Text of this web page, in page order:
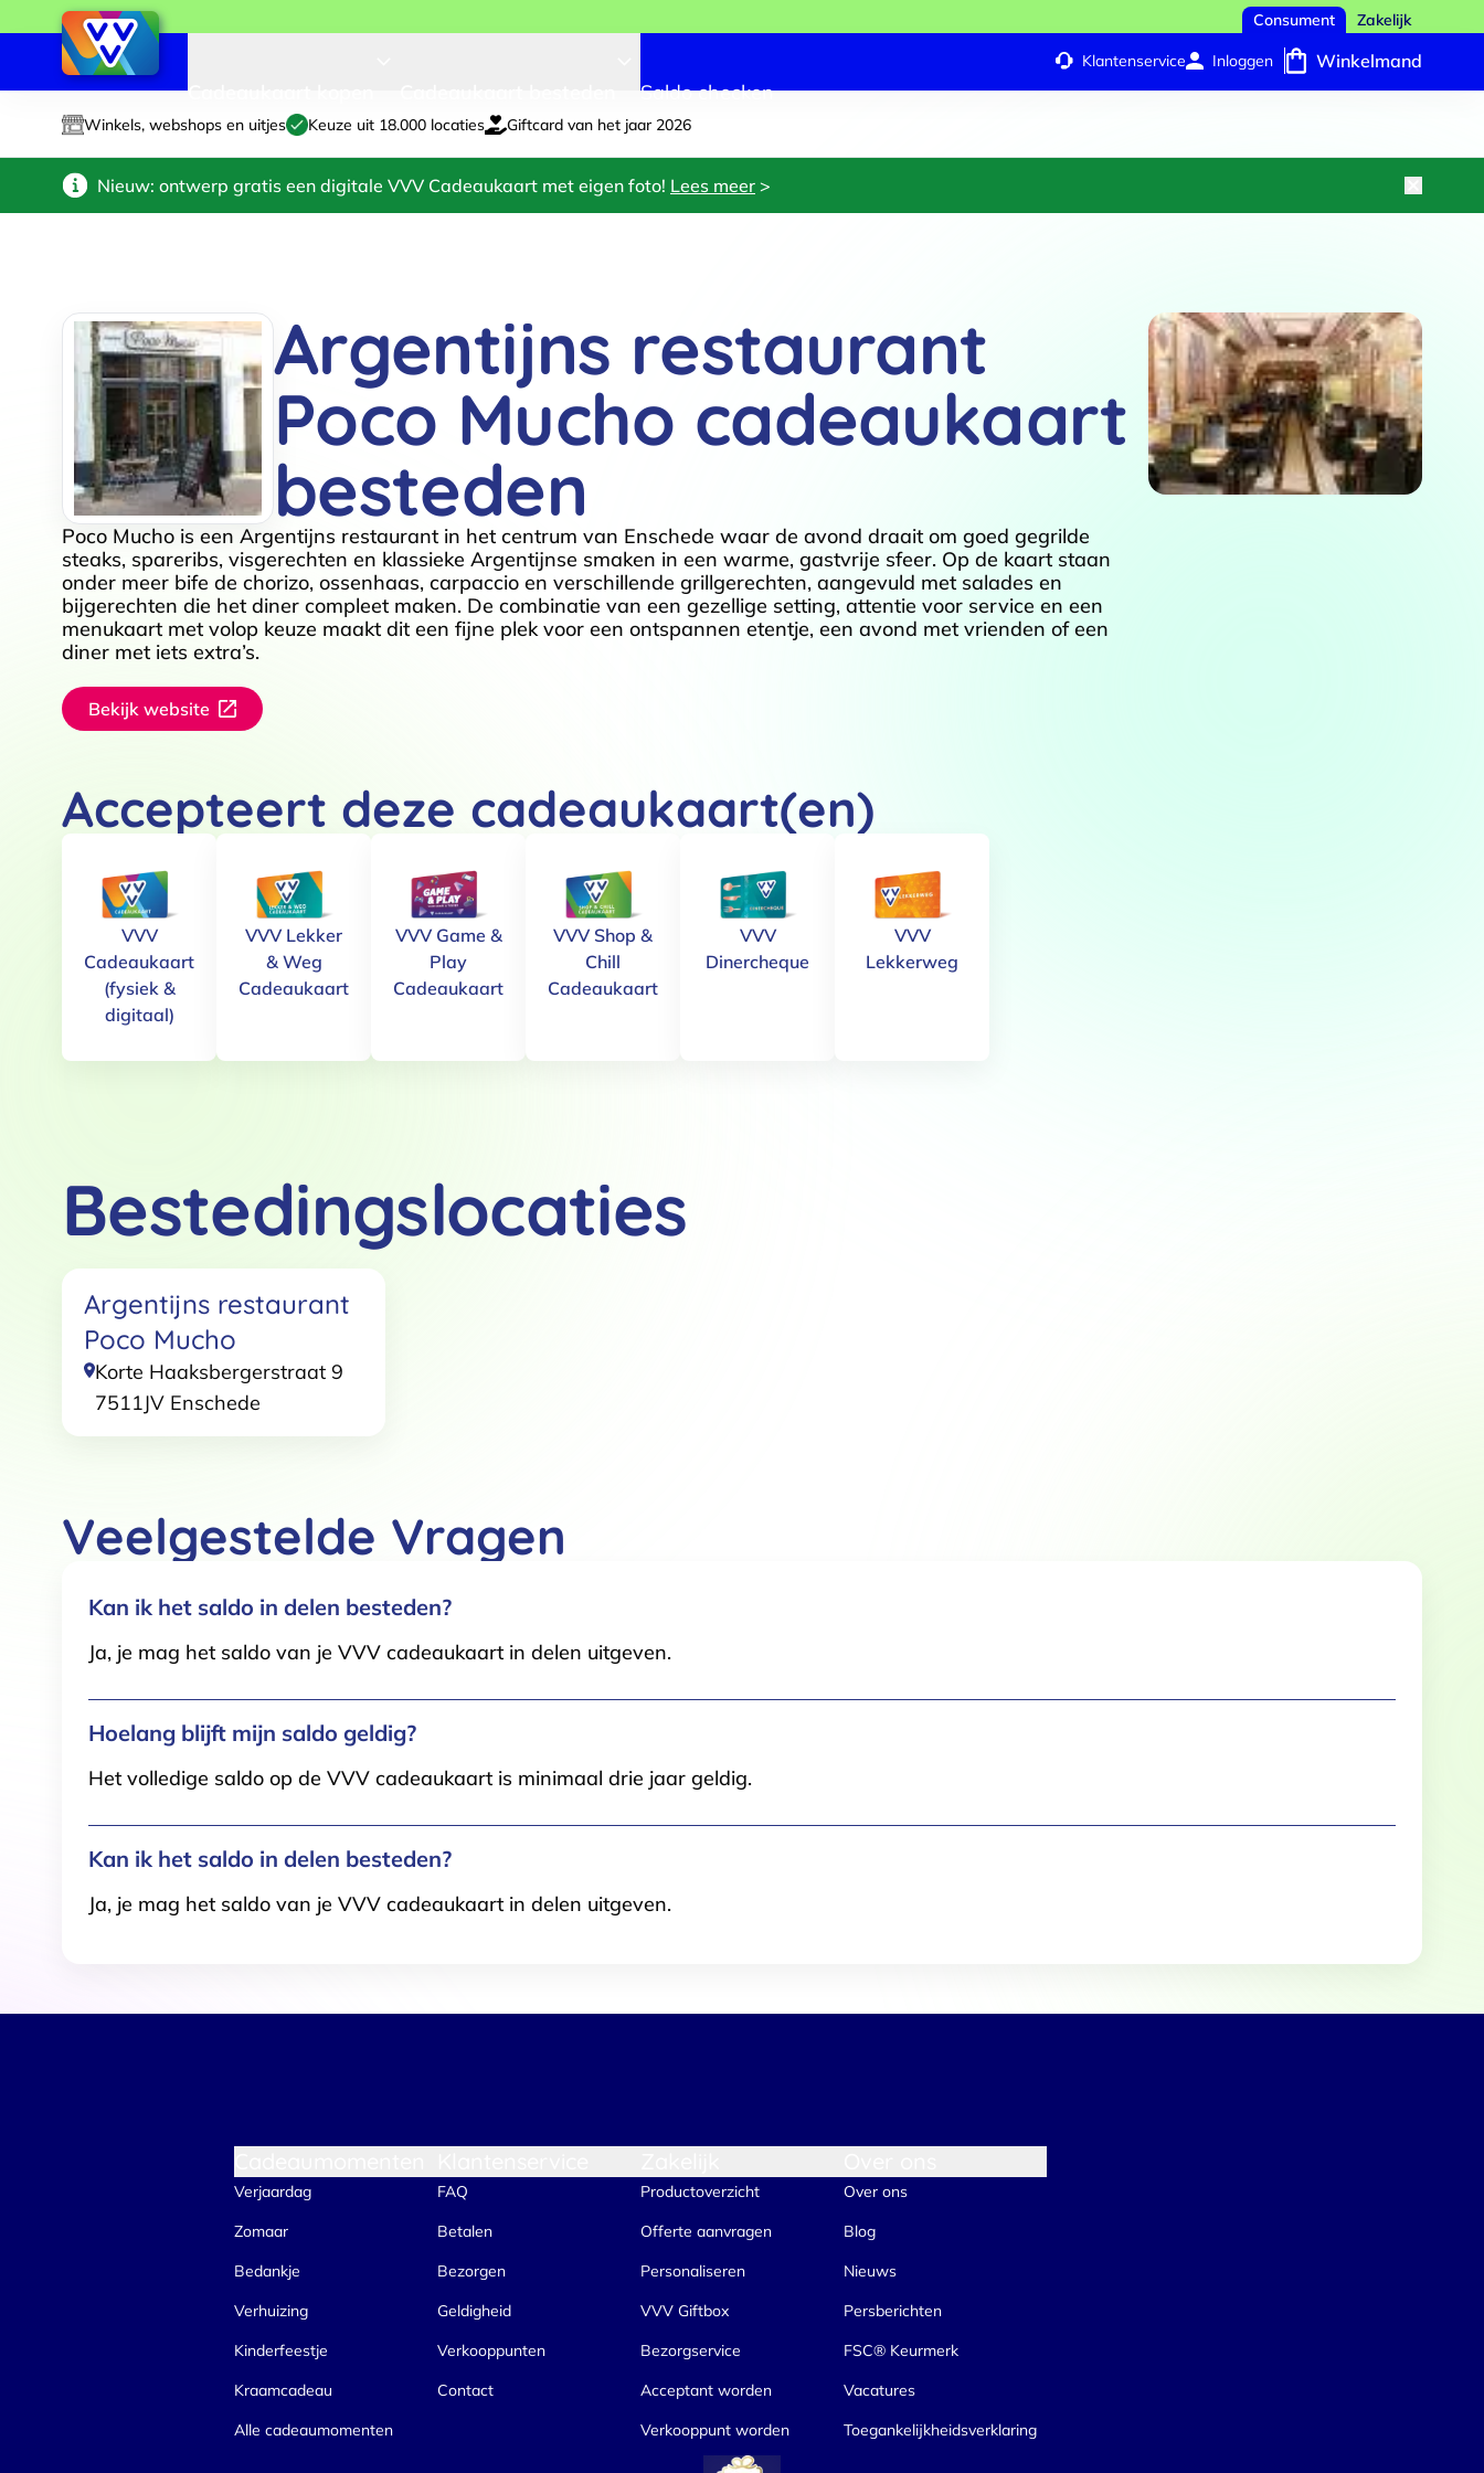
Toestemming
Deze website maakt gebruik van cookies
We gebruiken cookies om content en advertenties te personaliseren, om functies voor social media te bieden en om ons
adverteren en analyse. Deze partners kunnen deze gegevens combineren met andere informatie die je aan ze hebt verstrekt of die
Consument Zakelijk
Saldo checken
Klantenservice Inloggen Winkelmand
Winkels, webshops en uitjes Keuze uit 18.000 locaties Giftcard van het jaar 2026
Nieuw: ontwerp gratis een digitale VVV Cadeaukaart met eigen foto! Lees meer >
Argentijns restaurant
Poco Mucho cadeaukaart
besteden
Poco Mucho is een Argentijns restaurant in het centrum van Enschede waar de avond draait om goed gegrilde
steaks, spareribs, visgerechten en klassieke Argentijnse smaken in een warme, gastvrije sfeer. Op de kaart staan
onder meer bife de chorizo, ossenhaas, carpaccio en verschillende grillgerechten, aangevuld met salades en
bijgerechten die het diner compleet maken. De combinatie van een gezellige setting, attentie voor service en een
menukaart met volop keuze maakt dit een fijne plek voor een ontspannen etentje, een avond met vrienden of een
diner met iets extra’s.
Bekijk website
Accepteert deze cadeaukaart(en)
VVV
Cadeaukaart
(fysiek &
digitaal)
VVV Lekker
& Weg
Cadeaukaart
VVV Game &
Play
Cadeaukaart
VVV Shop &
Chill
Cadeaukaart
VVV
Dinercheque
VVV
Lekkerweg
Bestedingslocaties
Argentijns restaurant
Poco Mucho
Korte Haaksbergerstraat 9
7511JV Enschede
Veelgestelde Vragen
Kan ik het saldo in delen besteden?
Ja, je mag het saldo van je VVV cadeaukaart in delen uitgeven.
Hoelang blijft mijn saldo geldig?
Het volledige saldo op de VVV cadeaukaart is minimaal drie jaar geldig.
Kan ik het saldo in delen besteden?
Ja, je mag het saldo van je VVV cadeaukaart in delen uitgeven.
Verjaardag
Zomaar
Bedankje
Verhuizing
Kinderfeestje
Kraamcadeau
Alle cadeaumomenten
FAQ
Betalen
Bezorgen
Geldigheid
Verkooppunten
Contact
Productoverzicht
Offerte aanvragen
Personaliseren
VVV Giftbox
Bezorgservice
Acceptant worden
Verkooppunt worden
Over ons
Blog
Nieuws
Persberichten
FSC® Keurmerk
Vacatures
Toegankelijkheidsverklaring